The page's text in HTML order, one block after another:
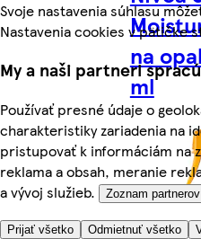
Svoje nastavenia súhlasu
Nastavenia cookies v pätičke
My a naši partneri
Používať presné údaje o
charakteristiky zariadenia na
pristupovať k informáciám na
reklama a obsah, meranie
a vývoj služieb.
Zoznam partnerov
Prijať všetko Odmietnuť všetko
na
ml